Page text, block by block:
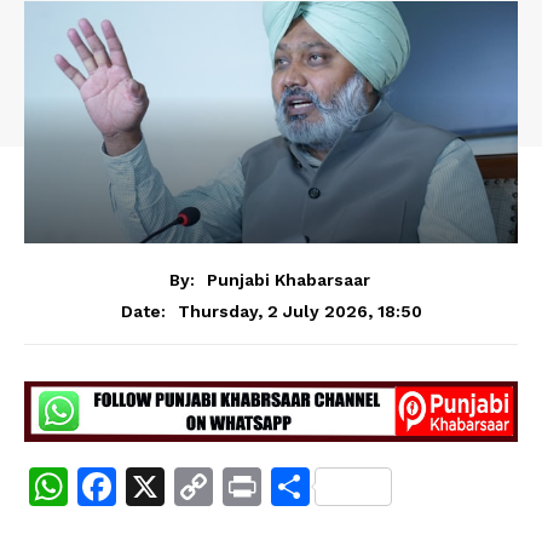
By:
Punjabi Khabarsaar
Date:
Thursday, 2 July 2026, 18:50
W
F
X
C
Pr S